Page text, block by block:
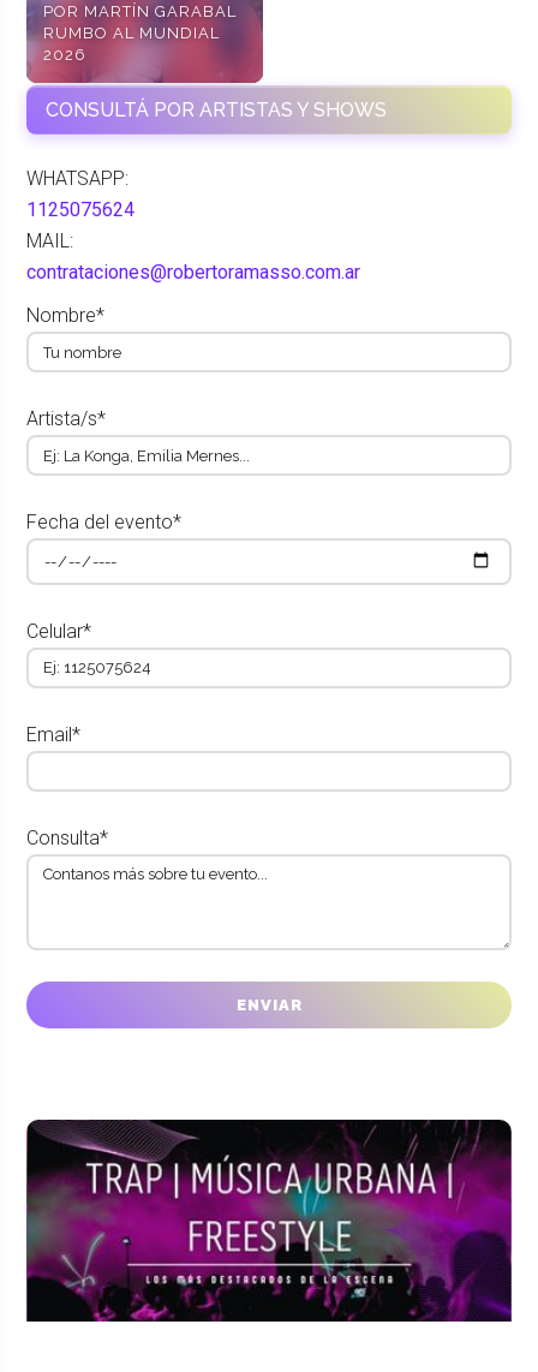
POR MARTÍN GARABAL
RUMBO AL MUNDIAL
2026
CONSULTÁ POR ARTISTAS Y SHOWS
WHATSAPP:
1125075624
MAIL:
contrataciones@robertoramasso.com.ar
Nombre*
Artista/s*
Fecha del evento*
Celular*
Email*
Consulta*